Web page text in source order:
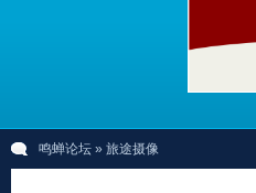
鸣蝉论坛 » 旅途摄像